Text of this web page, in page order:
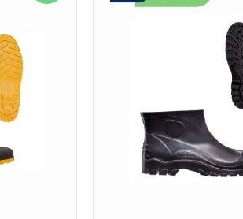
Extra Curta 13Cm Calfor Stivaletto é um
em PVC injetado na cor
cor branca proporciona aderência e
conforto durante o uso. A
Pvc Extra Curta 13Cm Calfor
em frigoríficos, abatedouros, indústrias
riscos leves e agentes escoriantes.
#Durabilidade